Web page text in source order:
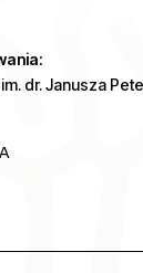
dr. Janusza